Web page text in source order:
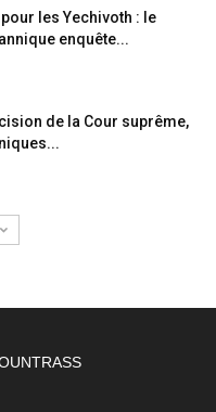
les Yechivoth : le
enquête...
de la Cour suprême,